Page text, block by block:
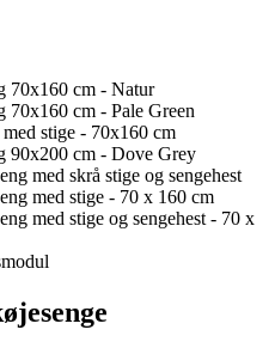
70x160 cm - Natur
cm - Pale Green
stige - 70x160 cm
90x200 cm - Dove Grey
med skrå stige og sengehest
med stige - 70 x 160 cm
med stige og sengehest - 70 x